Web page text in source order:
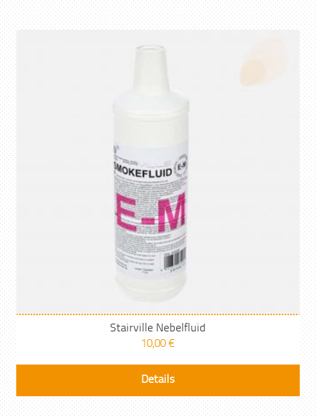
Stairville Nebelfluid
10,00 €
Details